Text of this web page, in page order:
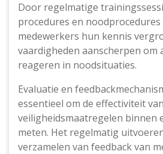
Door regelmatige
procedures en
medewerkers hun kennis
vaardigheden aanscherpen om
reageren in noodsituaties.
Evaluatie en
essentieel om de effectiviteit
veiligheidsmaatregelen binnen
meten. Het regelmatig
verzamelen van feedback van